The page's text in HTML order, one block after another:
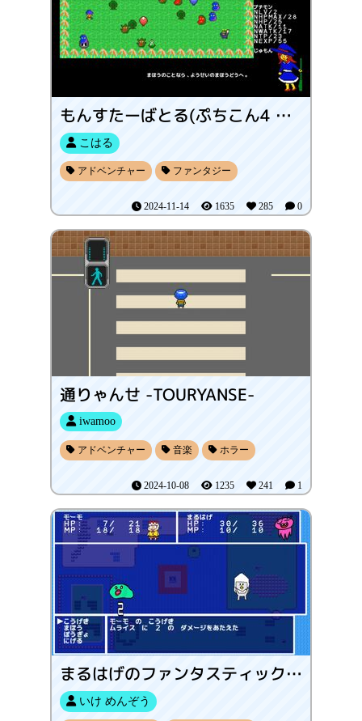
もんすたーばとる(ぷちこん4 ばん)
こはる
アドベンチャー ファンタジー
2024-11-14 1635 285 0
通りゃんせ -TOURYANSE-
iwamoo
アドベンチャー 音楽 ホラー
2024-10-08 1235 241 1
まるはげのファンタスティックRPGダッシュ
いけ めんぞう